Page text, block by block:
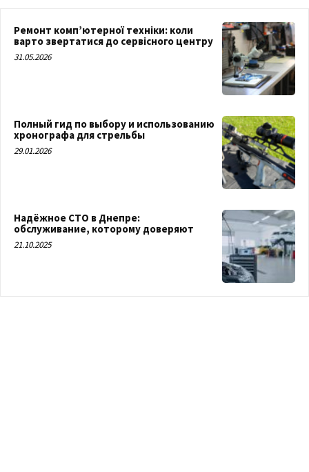
Ремонт комп’ютерної техніки: коли
варто звертатися до сервісного центру
31.05.2026
Полный гид по выбору и использованию
хронографа для стрельбы
29.01.2026
Надёжное СТО в Днепре:
обслуживание, которому доверяют
21.10.2025